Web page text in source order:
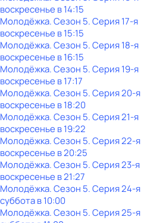
воскресенье в14:15
Молодёжка. Сезон 5. Серия 17-я
воскресенье в15:15
Молодёжка. Сезон 5. Серия 18-я
воскресенье в16:15
Молодёжка. Сезон 5. Серия 19-я
воскресенье в17:17
Молодёжка. Сезон 5. Серия 20-я
воскресенье в18:20
Молодёжка. Сезон 5. Серия 21-я
воскресенье в19:22
Молодёжка. Сезон 5. Серия 22-я
воскресенье в20:25
Молодёжка. Сезон 5. Серия 23-я
воскресенье в21:27
Молодёжка. Сезон 5. Серия 24-я
субботав10:00
Молодёжка. Сезон 5. Серия 25-я